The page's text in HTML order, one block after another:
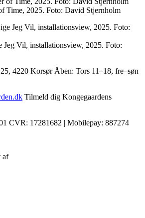
Time, 2025. Foto: David Stjernholm
Jeg Vil, installationsview, 2025. Foto:
4220 Korsør Åben: Tors 11–18, fre–søn
Tilmeld dig Kongegaardens
CVR: 17281682 | Mobilepay: 887274
af